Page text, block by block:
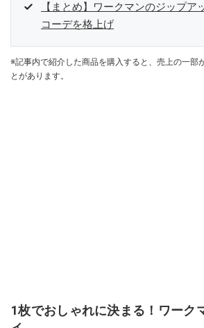
【まとめ】ワークマンのジップア
コーデを格上げ
※記事内で紹介した商品を購入すると、売上の一部
とがあります。
1枚でおしゃれに決まる！ワーク